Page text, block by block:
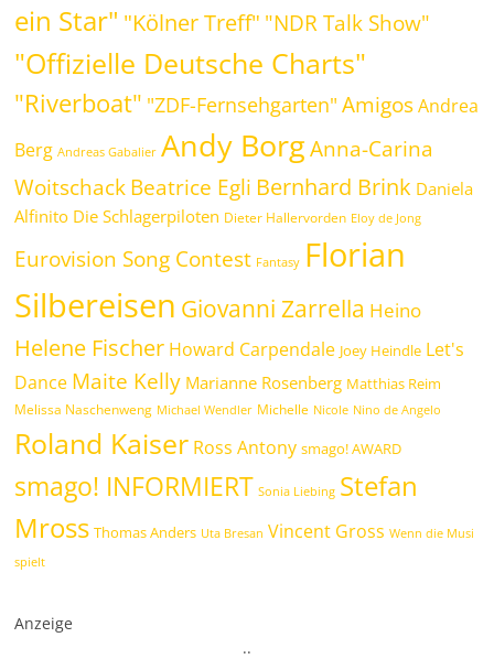
ein Star" "Kölner Treff" "NDR Talk Show"
"Offizielle Deutsche Charts"
"Riverboat" "ZDF-Fernsehgarten" Amigos Andrea
Berg Andreas Gabalier Andy Borg Anna-Carina
WoitschackBeatrice Egli Bernhard Brink Daniela
Alfinito Die Schlagerpiloten Dieter Hallervorden Eloy de Jong
Eurovision Song Contest Fantasy Florian
Silbereisen Giovanni Zarrella Heino
Helene Fischer Howard Carpendale Joey Heindle Let's
Dance Maite Kelly Marianne Rosenberg Matthias Reim
Melissa Naschenweng Michael Wendler Michelle Nicole Nino de Angelo
Roland Kaiser Ross Antony smago! AWARD
smago! INFORMIERT Sonia Liebing Stefan
Mross Thomas Anders Uta Bresan Vincent Gross Wenn die Musi
spielt
Anzeige
..